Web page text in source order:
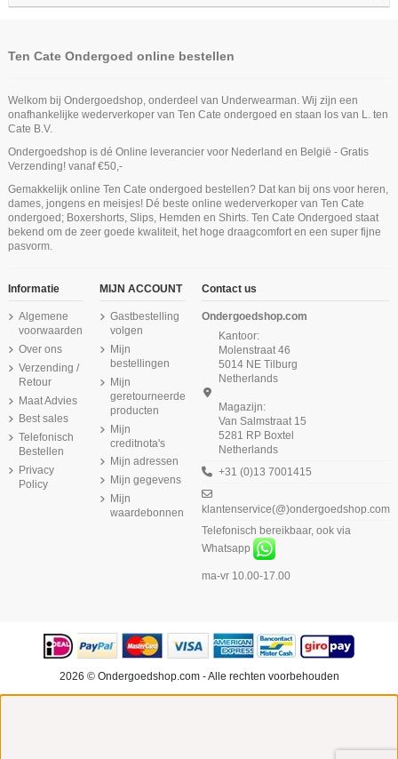
Ten Cate Ondergoed online bestellen
Welkom bij Ondergoedshop, onderdeel van Underwearman. Wij zijn een
onafhankelijke wederverkoper van Ten Cate ondergoed en staan los van L. ten
Cate B.V.
Ondergoedshop is dé Online leverancier voor Nederland en België - Gratis
Verzending! vanaf €50,-
Gemakkelijk online Ten Cate ondergoed bestellen? Dat kan bij ons voor heren,
dames, jongens en meisjes! Dé beste online wederverkoper van Ten Cate
ondergoed; Boxershorts, Slips, Hemden en Shirts. Ten Cate Ondergoed staat
bekend om de zeer goede kwaliteit, het hoge draagcomfort en een super fijne
pasvorm.
Informatie
Algemene
voorwaarden
Over ons
Verzending /
Retour
Maat Advies
Best sales
Telefonisch
Bestellen
Privacy
Policy
MIJN ACCOUNT
Gastbestelling
volgen
Mijn
bestellingen
Mijn
geretourneerde
producten
Mijn
creditnota's
Mijn adressen
Mijn gegevens
Mijn
waardebonnen
Contact us
Ondergoedshop.com
Kantoor:
Molenstraat 46
5014 NE Tilburg
Netherlands
Magazijn:
Van Salmstraat 15
5281 RP Boxtel
Netherlands
+31 (0)13 7001415
klantenservice(@)ondergoedshop.com
Telefonisch bereikbaar, ook via
Whatsapp
ma-vr 10.00-17.00
2026 © Ondergoedshop.com - Alle rechten voorbehouden
Choose a value...